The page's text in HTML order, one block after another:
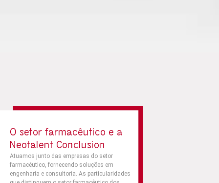
O setor farmacêutico e a
Neotalent Conclusion
Atuamos junto das empresas do setor
farmacêutico, fornecendo soluções em
engenharia e consultoria. As particularidades